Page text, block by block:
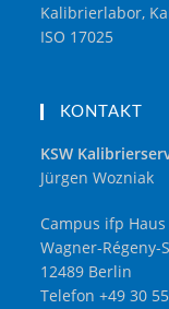
Kalibrierlabor,
ISO 17025
KONTAKT
KSW
Jürgen Wozniak
Campus ifp Haus
Wagner-Régeny-
12489 Berlin
Telefon +49 30